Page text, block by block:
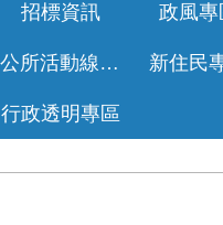
招標資訊 政風專
公所活動線上報名 新住民
行政透明專區